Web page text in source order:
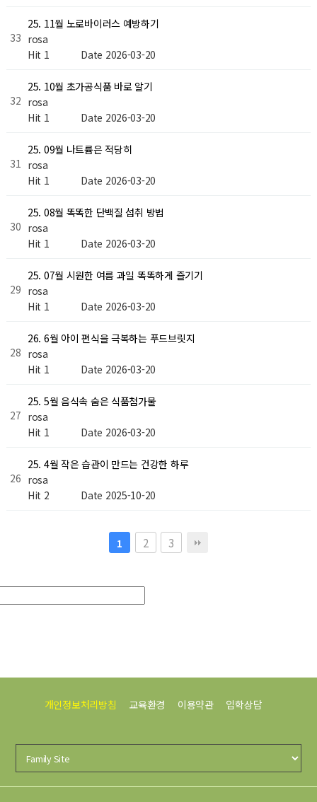
33
25. 11월 노로바이러스 예방하기
rosa
Hit 1 Date 2026-03-20
32
25. 10월 초가공식품 바로 알기
rosa
Hit 1 Date 2026-03-20
31
25. 09월 나트륨은 적당히
rosa
Hit 1 Date 2026-03-20
30
25. 08월 똑똑한 단백질 섭취 방법
rosa
Hit 1 Date 2026-03-20
29
25. 07월 시원한 여름 과일 똑똑하게 즐기기
rosa
Hit 1 Date 2026-03-20
28
26. 6월 아이 편식을 극복하는 푸드브릿지
rosa
Hit 1 Date 2026-03-20
27
25. 5월 음식속 숨은 식품첨가물
rosa
Hit 1 Date 2026-03-20
26
25. 4월 작은 습관이 만드는 건강한 하루
rosa
Hit 2 Date 2025-10-20
1 2 3
개인정보처리방침 교육환경 이용약관 입학상담